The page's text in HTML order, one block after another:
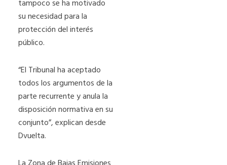
tampoco se ha motivado
su necesidad para la
protección del interés
público.
“El Tribunal ha aceptado
todos los argumentos de la
parte recurrente y anula la
disposición normativa en su
conjunto”, explican desde
Dvuelta.